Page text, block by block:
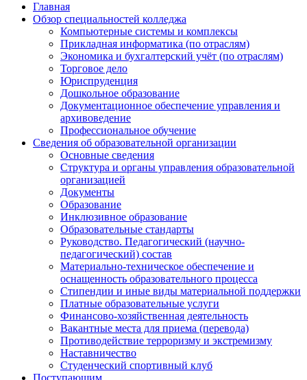
Главная
Обзор специальностей колледжа
Компьютерные системы и комплексы
Прикладная информатика (по отраслям)
Экономика и бухгалтерский учёт (по отраслям)
Торговое дело
Юриспруденция
Дошкольное образование
Документационное обеспечение управления и
архивоведение
Профессиональное обучение
Сведения об образовательной организации
Основные сведения
Структура и органы управления образовательной
организацией
Документы
Образование
Инклюзивное образование
Образовательные стандарты
Руководство. Педагогический (научно-
педагогический) состав
Материально-техническое обеспечение и
оснащенность образовательного процесса
Стипендии и иные виды материальной поддержки
Платные образовательные услуги
Финансово-хозяйственная деятельность
Вакантные места для приема (перевода)
Противодействие терроризму и экстремизму
Наставничество
Студенческий спортивный клуб